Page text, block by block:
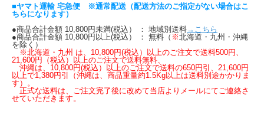
■ヤマト運輸 宅急便 ※通常配送（配送方法のご指定がない場合はこ
ちらになります）
●商品合計金額 10,800円未満(税込） ： 地域別送料→こちら
●商品合計金額 10,800円以上(税込） ： 無料（ ※北海道・九州・沖縄
を除く）
※北海道・九州 は、10,800円(税込）以上のご注文で送料500円、
21,600円（税込）以上のご注文で送料無料、
沖縄は、10,800円(税込）以上のご注文で送料の650円引、21,600円
以上で1,380円引（沖縄は、商品重量約1.5Kg以上は送料別途かかりま
す）。
正式な送料は、ご注文完了後に改めて当店よりメールにてご連絡さ
せていただきます。